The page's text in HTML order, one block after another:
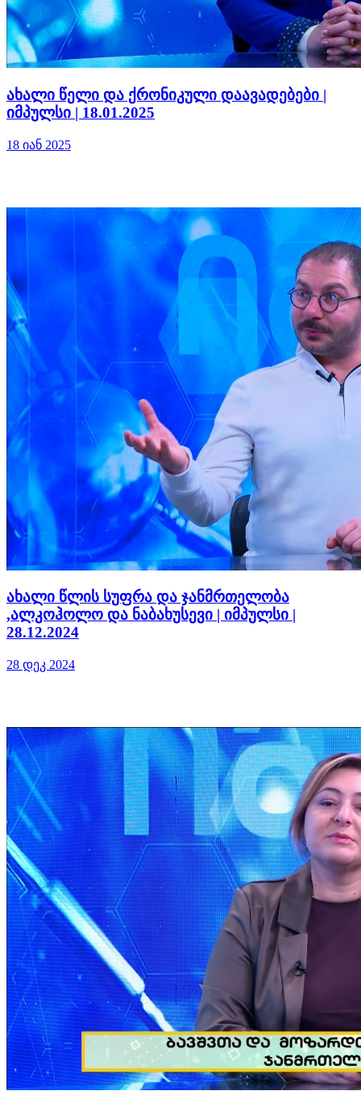
ახალი წელი და ქრონიკული დაავადებები |
იმპულსი | 18.01.2025
18 იან 2025
ახალი წლის სუფრა და ჯანმრთელობა
,ალკოჰოლო და ნაბახუსევი | იმპულსი |
28.12.2024
28 დეკ 2024